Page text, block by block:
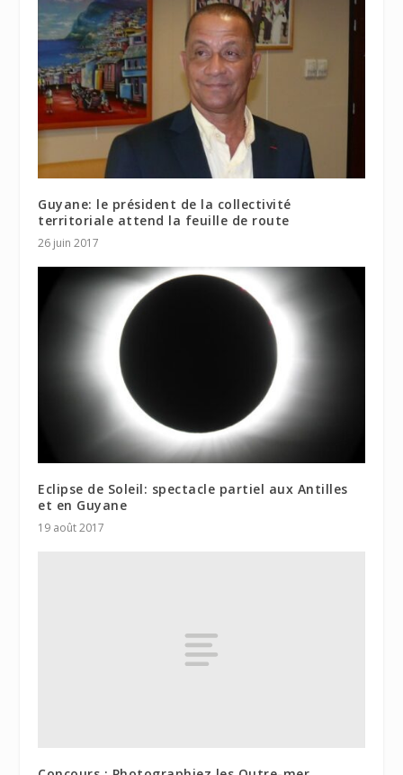
Guyane: le président de la collectivité
territoriale attend la feuille de route
26 juin 2017
Eclipse de Soleil: spectacle partiel aux Antilles
et en Guyane
19 août 2017